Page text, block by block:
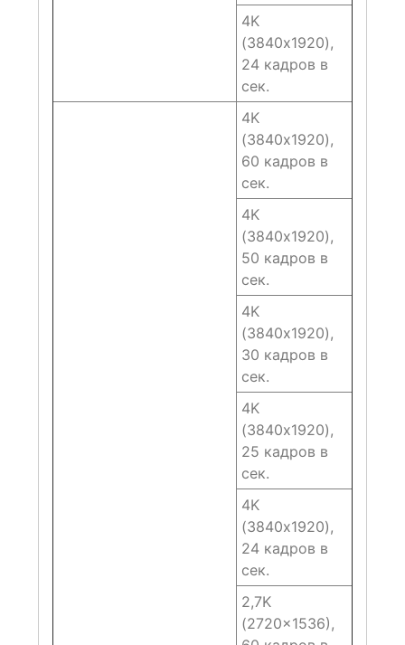
4K
(3840х1920),
24 кадров в
сек.
4K
(3840х1920),
60 кадров в
сек.
4K
(3840х1920),
50 кадров в
сек.
4K
(3840х1920),
30 кадров в
сек.
4K
(3840х1920),
25 кадров в
сек.
4K
(3840х1920),
24 кадров в
сек.
2,7K
(2720×1536),